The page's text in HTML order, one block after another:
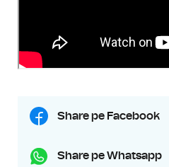
Share pe Facebook
Share pe Whatsapp